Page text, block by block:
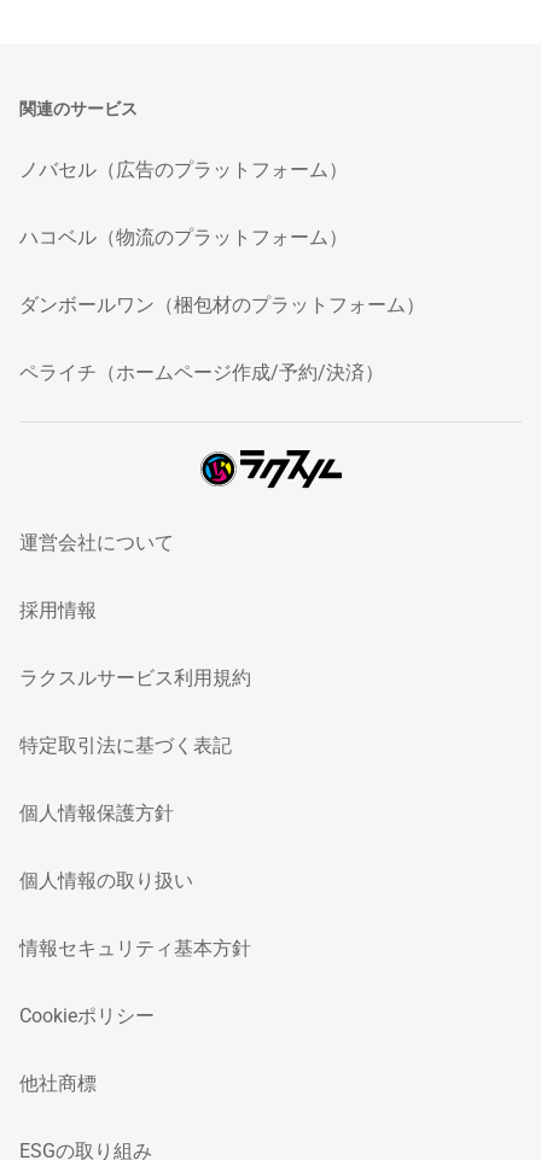
関連のサービス
ノバセル（広告のプラットフォーム）
ハコベル（物流のプラットフォーム）
ダンボールワン（梱包材のプラットフォーム）
ペライチ（ホームページ作成/予約/決済）
運営会社について
採用情報
ラクスルサービス利用規約
特定取引法に基づく表記
個人情報保護方針
個人情報の取り扱い
情報セキュリティ基本方針
Cookieポリシー
他社商標
ESGの取り組み